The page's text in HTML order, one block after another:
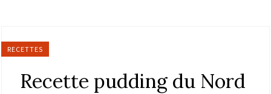
RECETTES
Recette pudding du Nord